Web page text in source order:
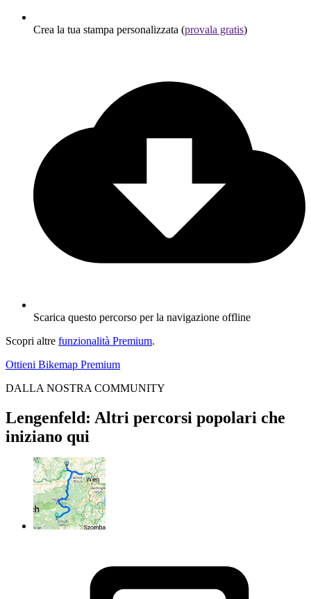
Crea la tua stampa personalizzata (provala gratis)
Scarica questo percorso per la navigazione offline
Scopri altre funzionalità Premium.
Ottieni Bikemap Premium
DALLA NOSTRA COMMUNITY
Lengenfeld: Altri percorsi popolari che
iniziano qui